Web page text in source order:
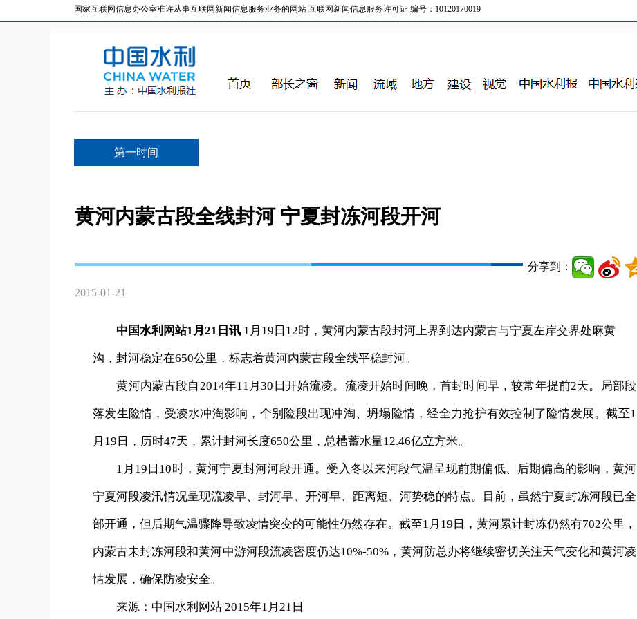
国家互联网信息办公室准许从事互联网新闻信息服务业务的网站 互联网新闻信息服务许可证 编号：10120170019
第一时间
黄河内蒙古段全线封河 宁夏封冻河段开河
分享到：
2015-01-21
中国水利网站1月21日讯 1月19日12时，黄河内蒙古段封河上界到达内蒙古与宁夏左岸交界处麻黄
沟，封河稳定在650公里，标志着黄河内蒙古段全线平稳封河。
黄河内蒙古段自2014年11月30日开始流凌。流凌开始时间晚，首封时间早，较常年提前2天。局部段
落发生险情，受凌水冲淘影响，个别险段出现冲淘、坍塌险情，经全力抢护有效控制了险情发展。截至1
月19日，历时47天，累计封河长度650公里，总槽蓄水量12.46亿立方米。
1月19日10时，黄河宁夏封河河段开通。受入冬以来河段气温呈现前期偏低、后期偏高的影响，黄河
宁夏河段凌汛情况呈现流凌早、封河早、开河早、距离短、河势稳的特点。目前，虽然宁夏封冻河段已全
部开通，但后期气温骤降导致凌情突变的可能性仍然存在。截至1月19日，黄河累计封冻仍然有702公里，
内蒙古未封冻河段和黄河中游河段流凌密度仍达10%-50%，黄河防总办将继续密切关注天气变化和黄河凌
情发展，确保防凌安全。
来源：中国水利网站 2015年1月21日